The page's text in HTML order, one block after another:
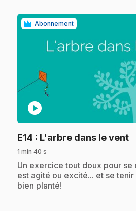
Abonnement
play_circle
E14 : L'arbre dans le vent.
1 min 40 s
.Un exercice tout doux pour se
est agité ou excité... et se
bien planté!